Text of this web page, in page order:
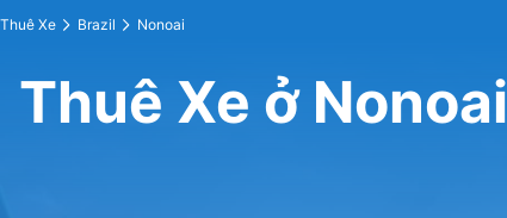
Thuê Xe Brazil Nonoai
Thuê Xe ở Nonoai